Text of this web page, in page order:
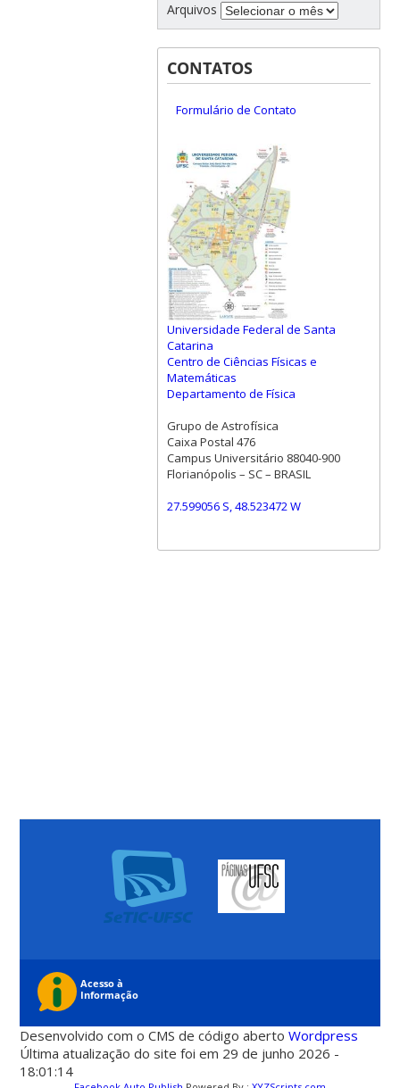
Arquivos
CONTATOS
Formulário de Contato
Universidade Federal de Santa
Catarina
Centro de Ciências Físicas e
Matemáticas
Departamento de Física
Grupo de Astrofísica
Caixa Postal 476
Campus Universitário 88040-900
Florianópolis – SC – BRASIL
27.599056 S, 48.523472 W
Desenvolvido com o CMS de código abertoWordpress
Última atualização do site foi em 29 de junho 2026 -
18:01:14